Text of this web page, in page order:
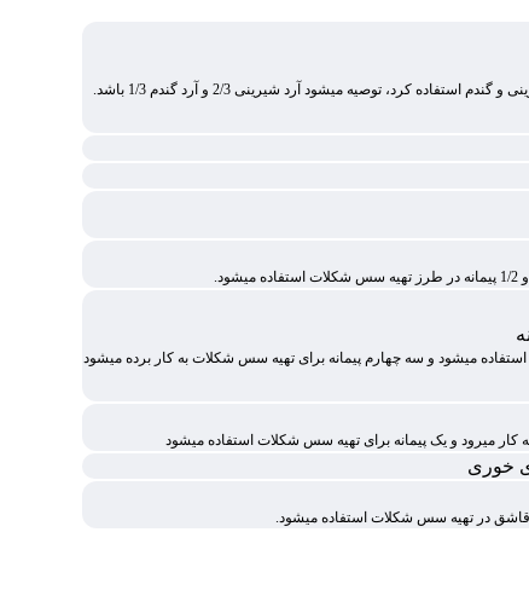
استفاده کرد، توصیه میشود آرد شیرینی 2/3 و آرد گندم 1/3 باشد.
میشود و سه چهارم پیمانه برای تهیه سس شکلات به کار برده میشود
کار میرود و یک پیمانه برای تهیه سس شکلات استفاده میشود
خوری